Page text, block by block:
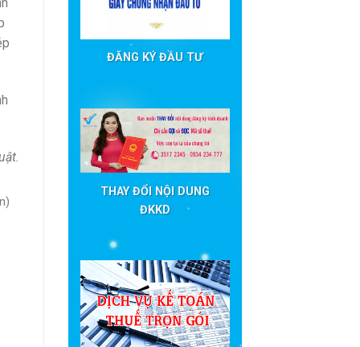
ĐĂNG KÝ ĐẦU TƯ
THAY ĐỔI NỘI DUNG
ĐKKD